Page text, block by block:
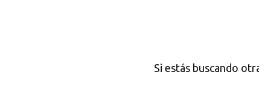
Si estás buscando